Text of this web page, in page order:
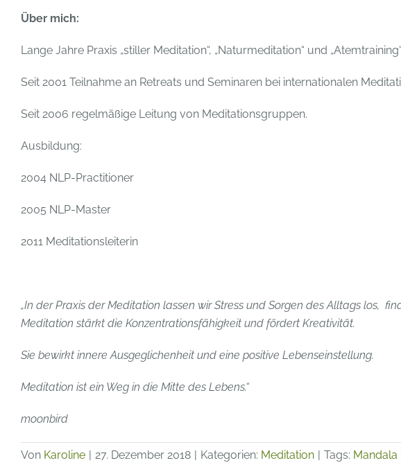
Über mich:
Lange Jahre Praxis „stiller Meditation“, „Naturmeditation“ und
Seit 2001 Teilnahme an Retreats und Seminaren bei internationalen
Seit 2006 regelmäßige Leitung von Meditationsgruppen.
Ausbildung:
2004 NLP-Practitioner
2005 NLP-Master
2011 Meditationsleiterin
„In der Praxis der Meditation lassen wir Stress und Sorgen des Alltags los,
Meditation stärkt die Konzentrationsfähigkeit und fördert Kreativität.
Sie bewirkt innere Ausgeglichenheit und eine positive Lebenseinstellung.
Meditation ist ein Weg in die Mitte des Lebens.“
moonbird
Von Karoline | 27. Dezember 2018 | Kategorien: Meditation | Tags: Mandala